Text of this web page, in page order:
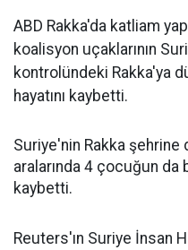
ABD Rakka'da katliam
koalisyon uçaklarının
kontrolündeki Rakka'ya
hayatını kaybetti.
Suriye'nin Rakka şehrine
aralarında 4 çocuğun da
kaybetti.
Reuters'ın Suriye İnsan